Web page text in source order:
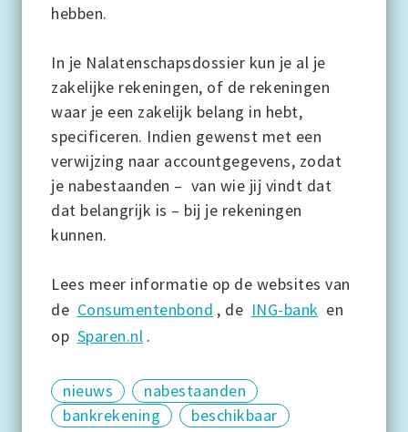
hebben.
In je Nalatenschapsdossier kun je al je
zakelijke rekeningen, of de rekeningen
waar je een zakelijk belang in hebt,
specificeren. Indien gewenst met een
verwijzing naar accountgegevens, zodat
je nabestaanden – van wie jij vindt dat
dat belangrijk is – bij je rekeningen
kunnen.
Lees meer informatie op de websites van
de Consumentenbond , de ING-bank en
op Sparen.nl .
nieuws
nabestaanden
bankrekening
beschikbaar